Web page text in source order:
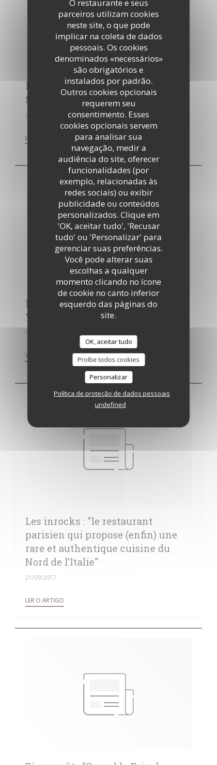
O restaurante e seus
parceiros utilizam cookies
neste site, o que pode
implicar na coleta de dados
pessoais. Os cookies
denominados «necessários»
são obrigatórios e
instalados por padrão.
Outros cookies opcionais
requerem seu
consentimento. Esses
cookies opcionais servem
para analisar sua
navegação, medir a
audiência do site, oferecer
funcionalidades (por
exemplo, relacionadas às
redes sociais) ou exibir
publicidade ou conteúdos
personalizados. Clique em
'OK, aceitar tudo', 'Recusar
tudo' ou 'Personalizar' para
gerenciar suas preferências.
Você pode alterar suas
escolhas a qualquer
momento clicando no ícone
de cookie no canto inferior
esquerdo das páginas do
site.
OK, aceitar tudo
Proíbe todos cookies
Personalizar
Política de proteção de dados pessoais
undefined
Food&Sens : Il Bacaro, table veneto-
frioulane à Paris
25/11/2017
LER O ARTIGO ((ABRE NUMA NOVA JANELA))
Palace Costes : Il Bacaro, comme à
Venise
01/11/2017
VER O ARTIGO DA IMPRENSA((ABRE NUMA NOVA JANELA))
Les inrocks : "le restaurant
parisien qui propose (enfin) une
rare et authentique cuisine du
Nord de l’Italie"
21/09/2017
LER O ARTIGO